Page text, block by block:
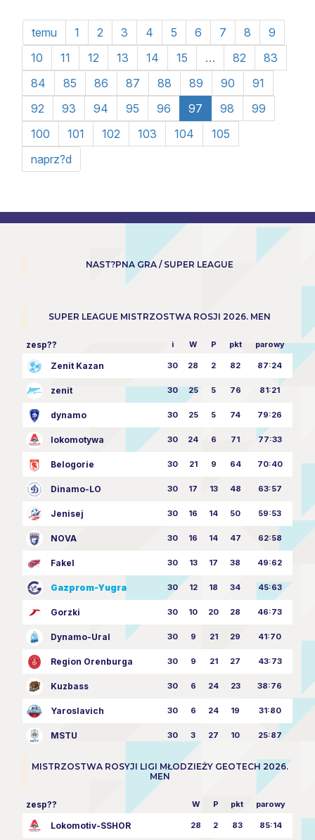
temu 1 2 3 4 5 6 7 8
9
10
11 12 13 14 15 … 82
83
84
85 86 87 88 89 90
91
92
93 94 95 96 97 98
99
100
101 102 103 104
105
naprz?d
NAST?PNA GRA / SUPER LEAGUE
SUPER LEAGUE MISTRZOSTWA ROSJI 2026. MEN
zesp?? i W P pkt parowy
Zenit Kazan 30 28 2 82 87:24
zenit 30 25 5 76 81:21
dynamo 30 25 5 74 79:26
lokomotywa 30 24 6 71 77:33
Belogorie 30 21 9 64 70:40
Dinamo-LO 30 17 13 48 63:57
Jenisej 30 16 14 50 59:53
NOVA 30 16 14 47 62:58
Fakel 30 13 17 38 49:62
Gazprom-Yugra 30 12 18 34 45:63
Gorzki 30 10 20 28 46:73
Dynamo-Ural 30 9 21 29 41:70
Region Orenburga 30 9 21 27 43:73
Kuzbass 30 6 24 23 38:76
Yaroslavich 30 6 24 19 31:80
MSTU 30 3 27 10 25:87
MISTRZOSTWA ROSYJI LIGI MŁODZIEŻY GEOTECH 2026.
MEN
zesp?? W P pkt parowy
Lokomotiv-SSHOR 28 2 83 85:14